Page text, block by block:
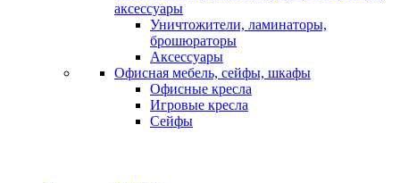
аксессуары
Уничтожители, ламинаторы,
брошюраторы
Аксессуары
Офисная мебель, сейфы, шкафы
Офисные кресла
Игровые кресла
Сейфы